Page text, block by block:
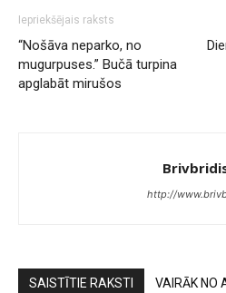
Iepriekšējais raksts
“Nošāva neparko, no
mugurpuses.” Bučā turpina
apglabāt mirušos
http://
SAISTĪTIE RAKSTI VAIRĀK NO